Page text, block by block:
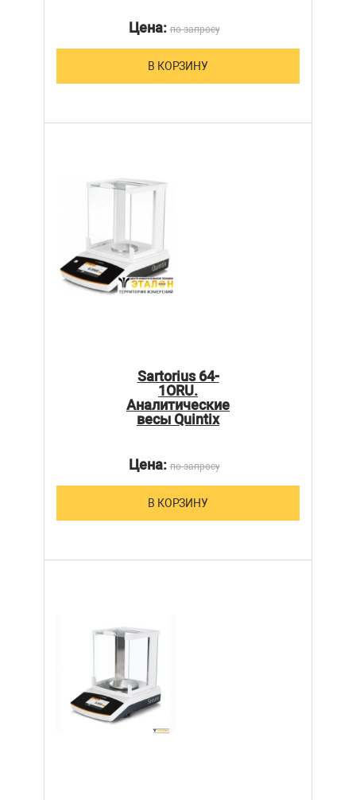
Цена:по запросу
В КОРЗИНУ
Sartorius 64-
1ORU.
Аналитические
весы Quintix
Цена:по запросу
В КОРЗИНУ